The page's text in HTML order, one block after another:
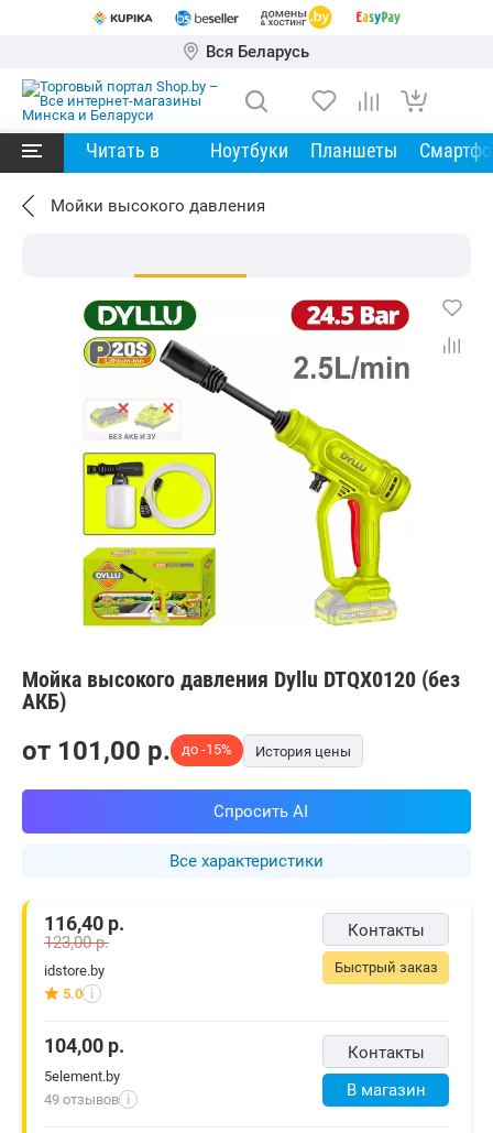
Вся Беларусь
Читать в Ноутбуки Планшеты
Мойки высокого давления
Мойка высокого давления Dyllu DTQX0120 (без
АКБ)
Все характеристики
от 101,00 p. до -15% История цены
Спросить AI
Контакты
Быстрый заказ
116,40 р.
123,00р.
idstore.by
5.0 i
Контакты
В магазин
104,00 р.
5element.by
49 отзывов i